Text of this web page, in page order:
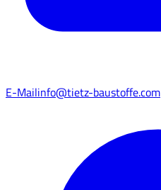
E-Mailinfo@tietz-baustoffe.com